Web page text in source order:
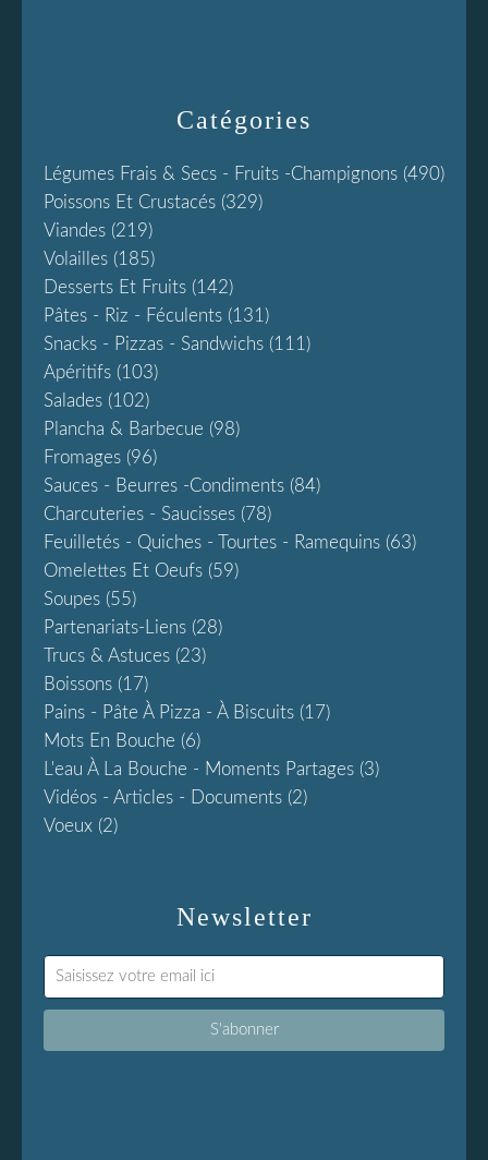
Newsletter
Catégories
Légumes Frais & Secs - Fruits -champignons (490)
Poissons Et Crustacés (329)
Viandes (219)
Volailles (185)
Desserts Et Fruits (142)
Pâtes - Riz - Féculents (131)
Snacks - Pizzas - Sandwichs (111)
Apéritifs (103)
Salades (102)
Plancha & Barbecue (98)
Fromages (96)
Sauces - Beurres -condiments (84)
Charcuteries - Saucisses (78)
Feuilletés - Quiches - Tourtes - Ramequins (63)
Omelettes Et Oeufs (59)
Soupes (55)
Partenariats-Liens (28)
Trucs & Astuces (23)
Boissons (17)
Pains - Pâte À Pizza - À Biscuits (17)
Mots En Bouche (6)
L'eau À La Bouche - Moments Partages (3)
Vidéos - Articles - Documents (2)
Voeux (2)